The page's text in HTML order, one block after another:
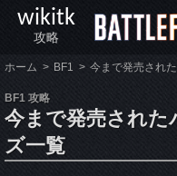
wikitk
攻略
ホーム BF1 今まで発売され
BF1 攻略
今まで発売され
ズ一覧